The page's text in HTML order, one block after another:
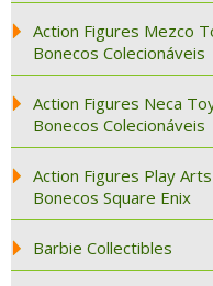
Action Figures Mezco
Bonecos Colecionáveis
Action Figures Neca
Bonecos Colecionáveis
Action Figures Play
Bonecos Square Enix
Barbie Collectibles